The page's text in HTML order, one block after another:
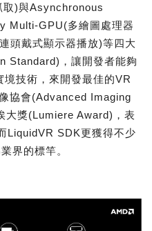
)與Asynchronous
Multi-GPU(多繪圖處理器
頭戴式顯示器播放)等四大
Standard)，讓開發者能夠
技術，來開發最佳的VR
協會(Advanced Imaging
大獎(Lumiere Award)，表
LiquidVR SDK更獲得不少
界的標竿。